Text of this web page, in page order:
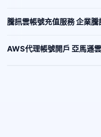
騰訊雲帳號充值服務 企業
AWS代理帳號開戶 亞馬遜